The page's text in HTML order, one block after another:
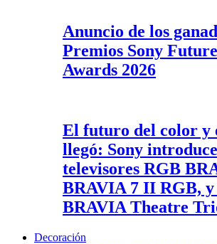
Anuncio de los
Premios Sony
Awards 2026
El futuro del color y
llegó: Sony
televisores RGB
BRAVIA 7 II RGB, y
BRAVIA Theatre
Decoración